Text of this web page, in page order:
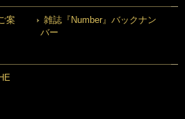
案
雑誌『Number』バックナン
バー